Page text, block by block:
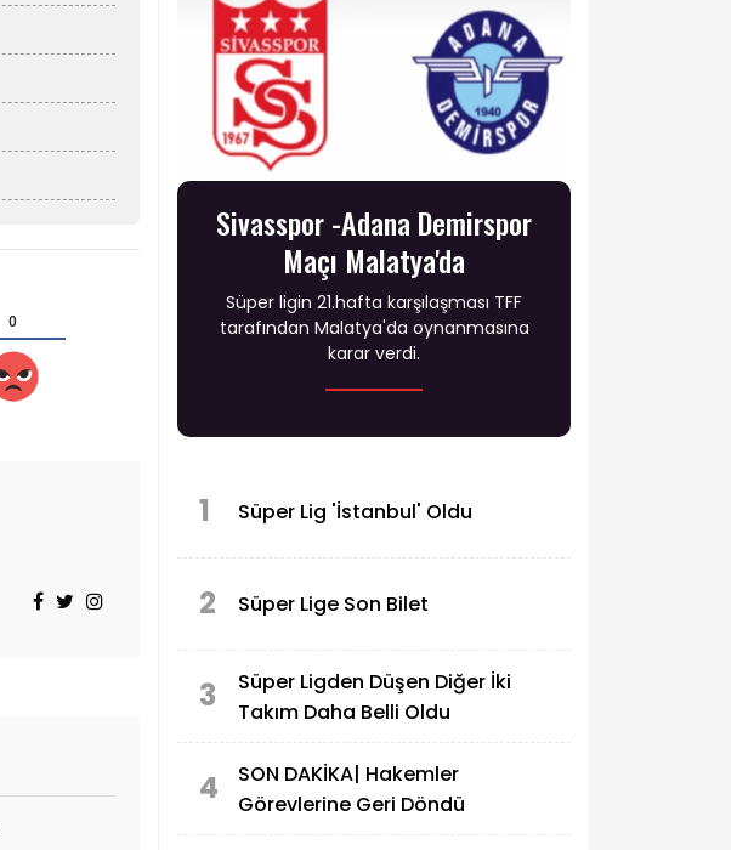
0
Sivasspor -Adana Demirspor
Maçı Malatya'da
Süper ligin 21.hafta karşılaşması TFF
tarafından Malatya'da oynanmasına
karar verdi.
1 Süper Lig 'İstanbul' Oldu
2 Süper Lige Son Bilet
3
Süper Ligden Düşen Diğer İki
Takım Daha Belli Oldu
4
SON DAKİKA| Hakemler
Görevlerine Geri Döndü